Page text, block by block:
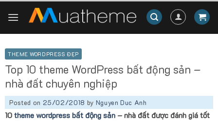
THEME WORDPRESS ĐẸP
Top 10 theme WordPress bất động sản –
nhà đất chuyên nghiệp
Posted on 25/02/2018 by Nguyen Duc Anh
10theme wordpress bất động sản– nhà đất được đánh giá tốt